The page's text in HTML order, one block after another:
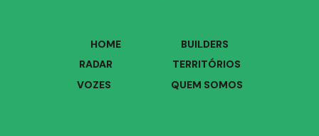
HOME
BUILDERS
RADAR
TERRITÓRIOS
VOZES
QUEM SOMOS